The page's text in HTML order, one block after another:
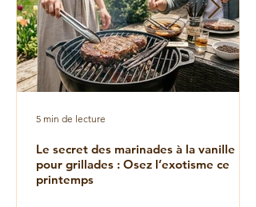
Le secret des marinades à la vanille
pour grillades : Osez l’exotisme ce
printemps
5 min de lecture